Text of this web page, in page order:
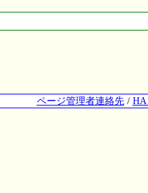
ページ管理者連絡先/ HA